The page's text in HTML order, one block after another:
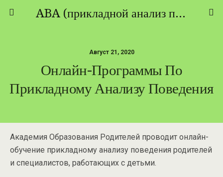
ABA (прикладной анализ поведения) - ТЕОРИЯ И ПРАКТИКА
Август 21, 2020
Онлайн-Программы По
Прикладному Анализу Поведения
Академия Образования Родителей проводит онлайн-
обучение прикладному анализу поведения родителей
и специалистов, работающих с детьми.